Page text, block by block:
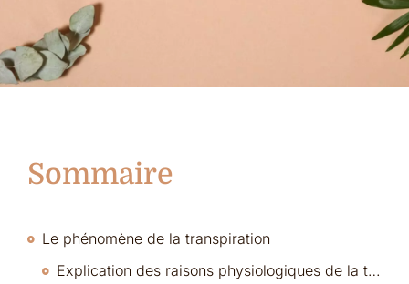
Sommaire
Le phénomène de la transpiration
Explication des raisons physiologiques de la transpiration chez la femme